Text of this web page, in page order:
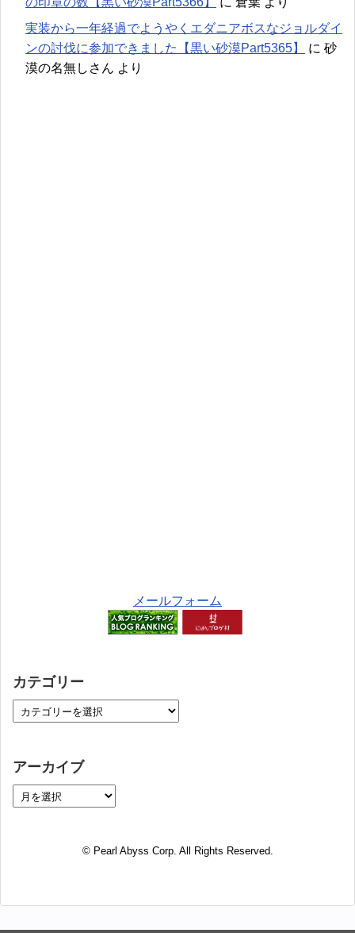
実装から一年経過でようやくエダニアボスなジョルダイ
ンの討伐に参加できました【黒い砂漠Part5365】
に 砂
漠の名無しさん より
メールフォーム
カテゴリー
アーカイブ
© Pearl Abyss Corp. All Rights Reserved.